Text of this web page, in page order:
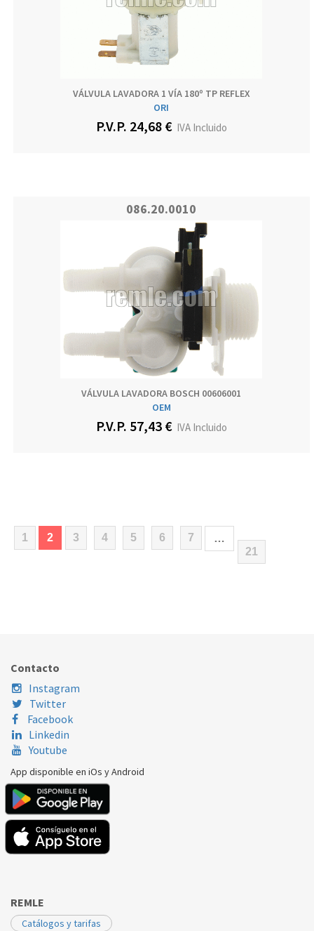
VÁLVULA LAVADORA 1 VÍA 180º TP REFLEX
ORI
P.V.P. 24,68 €IVA Incluido
086.20.0010
VÁLVULA LAVADORA BOSCH 00606001
OEM
P.V.P. 57,43 €IVA Incluido
1 2 (current)
3 4 5 6 7
…
21
Contacto
Instagram
Twitter
Facebook
Linkedin
Youtube
App disponible en iOs y Android
REMLE
Catálogos y tarifas